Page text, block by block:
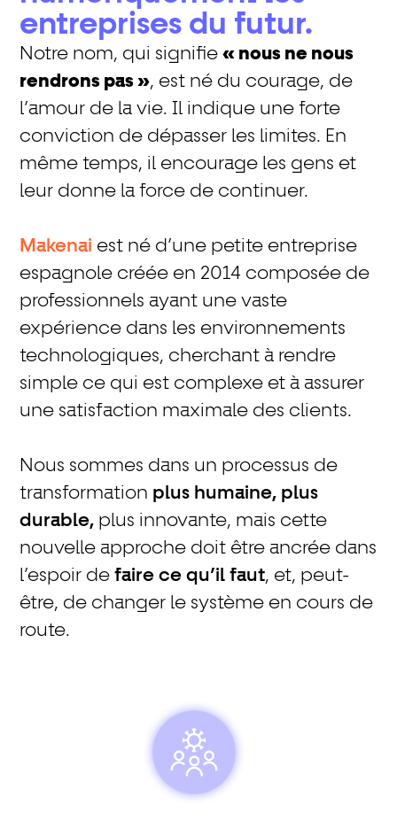
entreprises du futur.
Notre nom, qui signifie« nous ne nous
rendrons pas », est né du courage, de
l’amour de la vie. Il indique une forte
conviction de dépasser les limites. En
même temps, il encourage les gens et
leur donne la force de continuer.
Makenai est né d’une petite entreprise
espagnole créée en 2014 composée de
professionnels ayant une vaste
expérience dans les environnements
technologiques, cherchant à rendre
simple ce qui est complexe et à assurer
une satisfaction maximale des clients.
Nous sommes dans un processus de
transformation plus humaine, plus
durable, plus innovante, mais cette
nouvelle approche doit être ancrée dans
l’espoir defaire ce qu’il faut, et, peut-
être, de changer le système en cours de
route.